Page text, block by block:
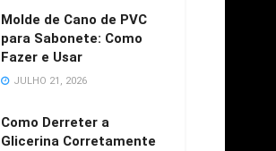
Molde de Cano de PVC
para Sabonete: Como
Fazer e Usar
JULHO 21, 2026
Como Derreter a
Glicerina Corretamente